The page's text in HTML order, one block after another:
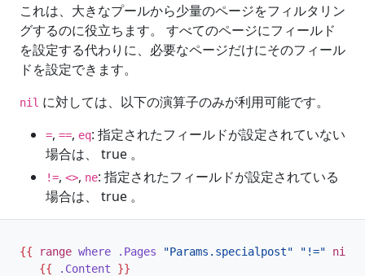
これは、大きなプールから少量のページをフィルタリン
グするのに役立ちます。 すべてのページにフィールド
を設定する代わりに、必要なページだけにそのフィール
ドを設定できます。
nil に対しては、以下の演算子のみが利用可能です。
=, ==, eq: 指定されたフィールドが設定されていない
場合は、 true 。
!=, <>, ne: 指定されたフィールドが設定されている
場合は、 true 。
{{ range where .Pages "Params.specialpost" "!=" nil
{{
.Content
}}